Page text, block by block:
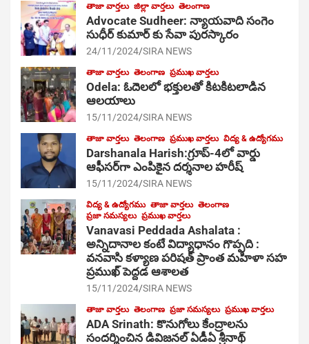
తాజా వార్తలు జిల్లా వార్తలు తెలంగాణ
Advocate Sudheer: న్యాయవాది సంగెం
సుధీర్ కుమార్ కు సేవా పురస్కారం
24/11/2024 SIRA NEWS
తాజా వార్తలు తెలంగాణ ప్రముఖ వార్తలు
Odela: ఓదెల‌లో భక్తులతో కిటకిటలాడిన
ఆల‌యాలు
15/11/2024 SIRA NEWS
తాజా వార్తలు తెలంగాణ ప్రముఖ వార్తలు విద్య & ఉద్యోగము
Darshanala Harish:గ్రూప్-4లో వార్డు
ఆఫీసర్‌గా ఎంపికైన దర్శనాల హరీష్
15/11/2024 SIRA NEWS
విద్య & ఉద్యోగము తాజా వార్తలు తెలంగాణ
ప్రజా సమస్యలు ప్రముఖ వార్తలు
Vanavasi Peddada Ashalata :
అన్నిదానాల కంటే విద్యాధానం గొప్పది :
వనవాసి కళ్యాణ పరిషత్ ప్రాంత మహిళా సహ
ప్రముఖ్ పెద్దడ ఆశాలత
15/11/2024 SIRA NEWS
తాజా వార్తలు తెలంగాణ ప్రజా సమస్యలు ప్రముఖ వార్తలు
ADA Srinath: కొనుగోలు కేంద్రాల‌ను
సంద‌ర్శించిన డివిజనల్ ఏడీఏ శ్రీనాథ్